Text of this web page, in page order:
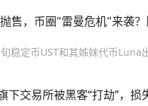
售，币圈"雷曼危机"来袭
稳定币UST和其姊妹代币
下交易所被黑客“打劫”，损